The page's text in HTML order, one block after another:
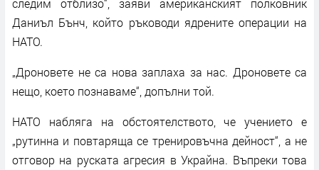
следим отблизо“, заяви американският полковник
Даниъл Бънч, който ръководи ядрените операции на
НАТО.
„Дроновете не са нова заплаха за нас. Дроновете са
нещо, което познаваме“, допълни той.
НАТО набляга на обстоятелството, че учението е
„рутинна и повтаряща се тренировъчна дейност“, а не
отговор на руската агресия в Украйна. Въпреки това